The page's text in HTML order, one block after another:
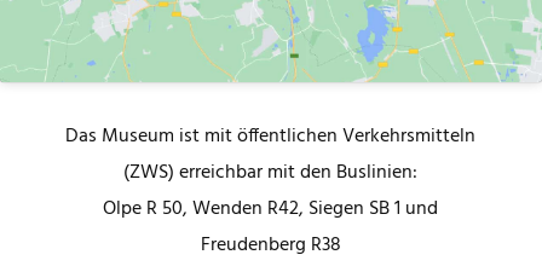
Das Museum ist mit öffentlichen Verkehrsmitteln
(ZWS) erreichbar mit den Buslinien:
Olpe R 50, Wenden R42, Siegen SB 1 und
Freudenberg R38